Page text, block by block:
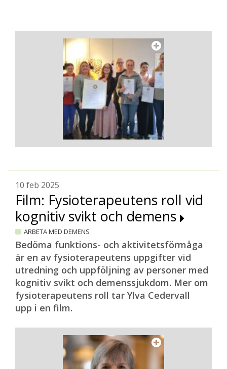
10 feb 2025
Film: Fysioterapeutens roll vid
kognitiv svikt och demens
ARBETA MED DEMENS
Bedöma funktions- och aktivitetsförmåga
är en av fysioterapeutens uppgifter vid
utredning och uppföljning av personer med
kognitiv svikt och demenssjukdom. Mer om
fysioterapeutens roll tar Ylva Cedervall
upp i en film.